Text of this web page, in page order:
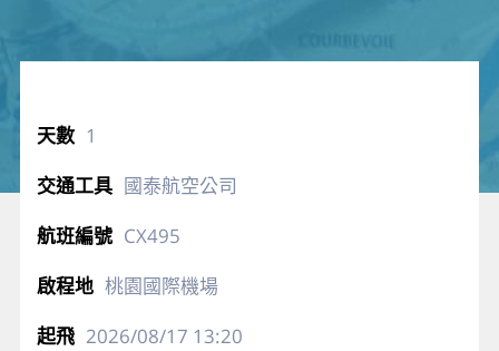
1
國泰航空公司
CX495
桃園國際機場
2026/08/17 13:20